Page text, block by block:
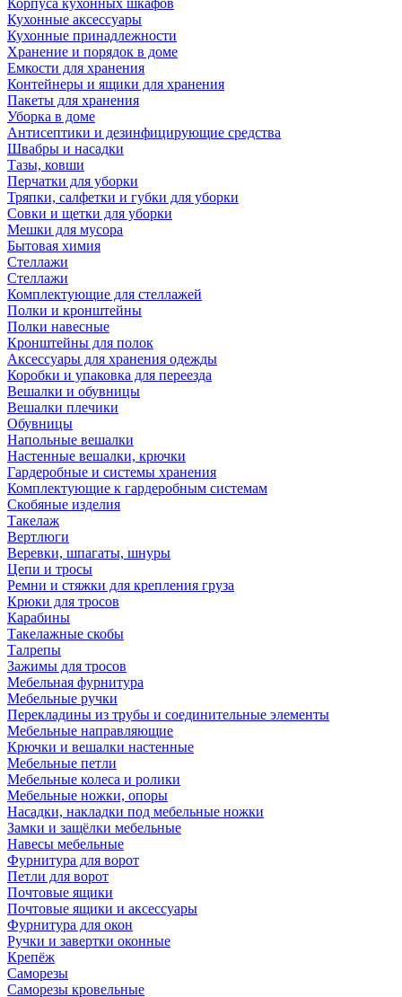
Корпуса кухонных шкафов
Кухонные аксессуары
Кухонные принадлежности
Хранение и порядок в доме
Емкости для хранения
Контейнеры и ящики для хранения
Пакеты для хранения
Уборка в доме
Антисептики и дезинфицирующие средства
Швабры и насадки
Тазы, ковши
Перчатки для уборки
Тряпки, салфетки и губки для уборки
Совки и щетки для уборки
Мешки для мусора
Бытовая химия
Стеллажи
Стеллажи
Комплектующие для стеллажей
Полки и кронштейны
Полки навесные
Кронштейны для полок
Аксессуары для хранения одежды
Коробки и упаковка для переезда
Вешалки и обувницы
Вешалки плечики
Обувницы
Напольные вешалки
Настенные вешалки, крючки
Гардеробные и системы хранения
Комплектующие к гардеробным системам
Скобяные изделия
Такелаж
Вертлюги
Веревки, шпагаты, шнуры
Цепи и тросы
Ремни и стяжки для крепления груза
Крюки для тросов
Карабины
Такелажные скобы
Талрепы
Зажимы для тросов
Мебельная фурнитура
Мебельные ручки
Перекладины из трубы и соединительные элементы
Мебельные направляющие
Крючки и вешалки настенные
Мебельные петли
Мебельные колеса и ролики
Мебельные ножки, опоры
Насадки, накладки под мебельные ножки
Замки и защёлки мебельные
Навесы мебельные
Фурнитура для ворот
Петли для ворот
Почтовые ящики
Почтовые ящики и аксессуары
Фурнитура для окон
Ручки и завертки оконные
Крепёж
Саморезы
Саморезы кровельные